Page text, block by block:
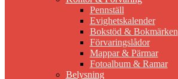
Pennställ
Evighetskalender
Bokstöd & Bokmärken
Förvaringslådor
Mappar & Pärmar
Fotoalbum & Ramar
Belysning